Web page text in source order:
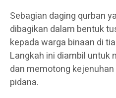
Sebagian daging qurban
dibagikan dalam bentuk
kepada warga binaan di
Langkah ini diambil untuk
dan memotong
pidana.